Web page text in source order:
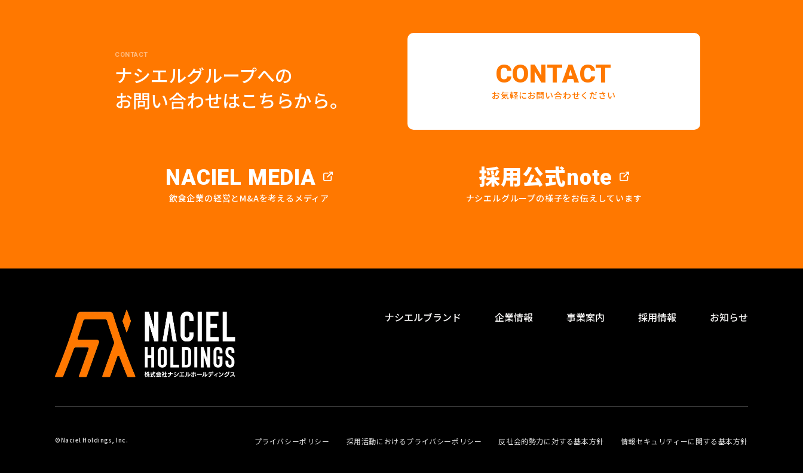
CONTACT
ナシエルグループへの
お問い合わせはこちらから。
CONTACT
お気軽にお問い合わせください
NACIEL MEDIA
飲食企業の経営とM&Aを考えるメディア
採用公式note
ナシエルグループの様子をお伝えしています
ナシエルブランド 企業情報 事業案内 採用情報 お知らせ
©Naciel Holdings, Inc. プライバシーポリシー 採用活動におけるプライバシーポリシー 反社会的勢力に対する基本方針 情報セキュリティーに関する基本方針